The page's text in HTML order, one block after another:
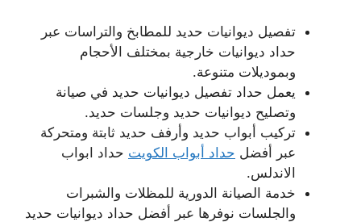
تفصيل ديوانيات حديد للمطابخ والتراسات عبر
حداد ديوانيات خارجية بمختلف الأحجام
وبموديلات متنوعة.
يعمل حداد تفصيل ديوانيات حديد في صيانة
وتصليح ديوانيات حديد وجلسات حديد.
تركيب أبواب حديد وأرفف حديد ثابتة ومتحركة
عبر أفضل حداد أبواب الكويت حداد ابواب
الاندلس.
خدمة الصيانة الدورية للمظلات والشبرات
والجلسات نوفرها عبر أفضل حداد ديوانيات حديد